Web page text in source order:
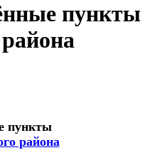
пункты
пункты
района